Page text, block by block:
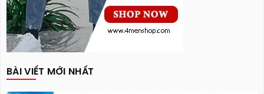
BÀI VIẾT MỚI NHẤT